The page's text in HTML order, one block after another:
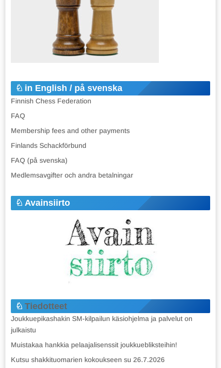
in English / på svenska
Finnish Chess Federation
FAQ
Membership fees and other payments
Finlands Schackförbund
FAQ (på svenska)
Medlemsavgifter och andra betalningar
Avainsiirto
Tiedotteet
Joukkuepikashakin SM-kilpailun käsiohjelma ja palvelut on
julkaistu
Muistakaa hankkia pelaajalisenssit joukkuebliksteihin!
Kutsu shakkituomarien kokoukseen su 26.7.2026